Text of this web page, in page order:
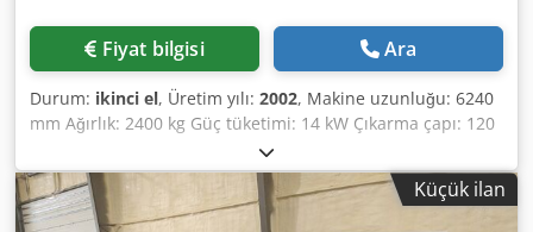
Fiyat bilgisi Ara
Durum: ikinci el, Üretim yılı: 2002, Makine uzunluğu: 6240
mm Ağırlık: 2400 kg Güç tüketimi: 14 kW Çıkarma çapı: 120
/ 140 mm Chjdpfovvkfwjx Aqiea Depolama yeri: Nattheim
Küçük ilan